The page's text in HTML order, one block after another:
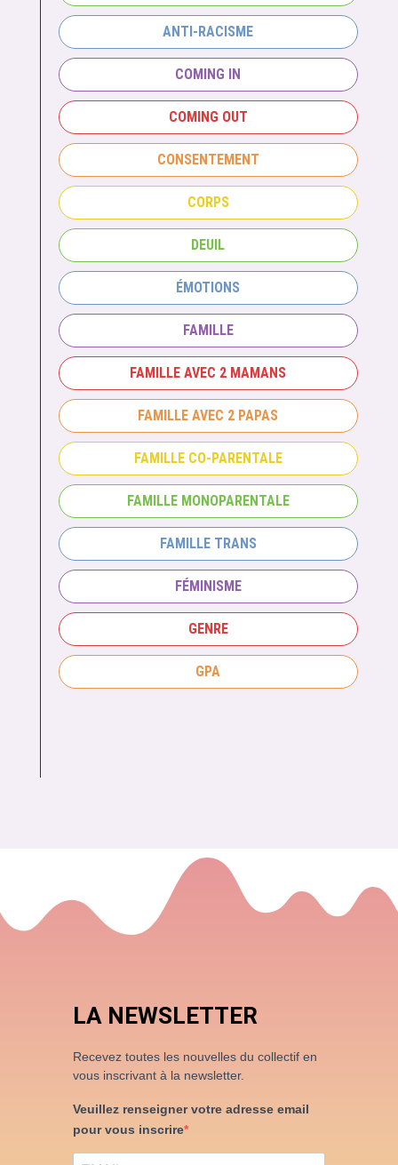
ANTI-RACISME
COMING IN
COMING OUT
CONSENTEMENT
CORPS
DEUIL
ÉMOTIONS
FAMILLE
FAMILLE AVEC 2 MAMANS
FAMILLE AVEC 2 PAPAS
FAMILLE CO-PARENTALE
FAMILLE MONOPARENTALE
FAMILLE TRANS
FÉMINISME
GENRE
GPA
LA NEWSLETTER
Recevez toutes les nouvelles du collectif en
vous inscrivant à la newsletter.
Veuillez renseigner votre adresse email
pour vous inscrire